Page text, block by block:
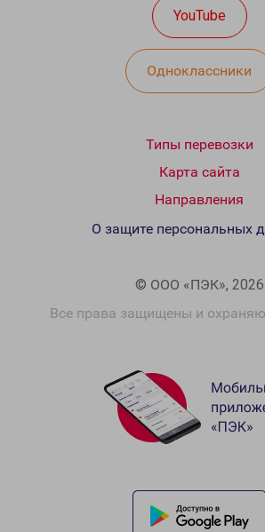
YouTube
Одноклассники
Типы перевозки
Карта сайта
Направления
© ООО «ПЭК», 2026
Все права защищены и
О защите персональных